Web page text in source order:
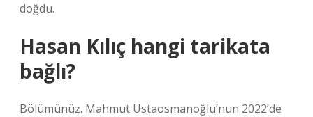
doğdu.
Hasan Kılıç hangi tarikata
bağlı?
Bölümünüz. Mahmut Ustaosmanoğlu’nun 2022’de